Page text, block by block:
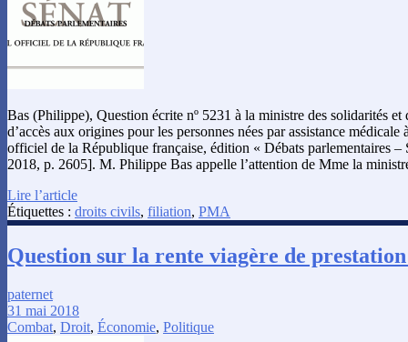
Bas (Philippe), Question écrite nº 5231 à la ministre des solidarités et
d’accès aux origines pour les personnes nées par assistance
officiel de la République française, édition « Débats parlementaires –
2018, p. 2605]. M. Philippe Bas appelle l’attention de Mme la
Lire l’article
Étiquettes : droits civils, filiation, PMA
Question sur la rente viagère de
paternet
31 mai 2018
Combat, Droit, Économie, Politique